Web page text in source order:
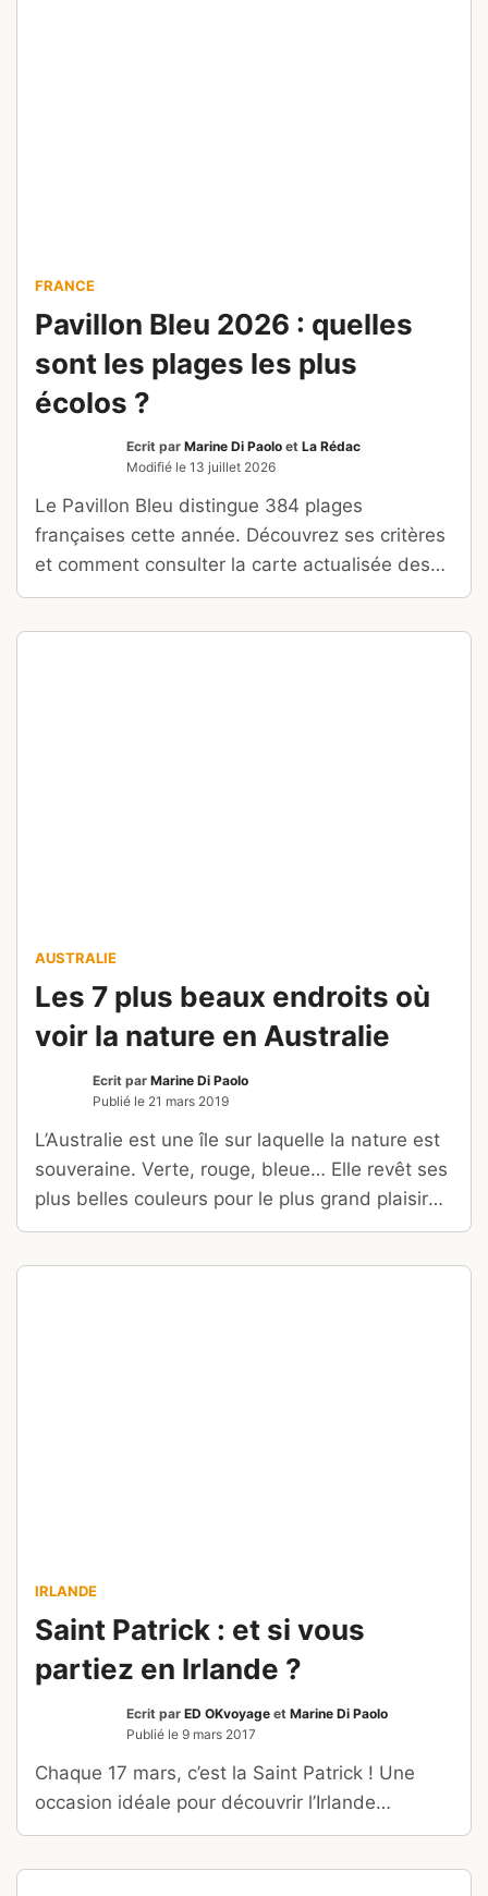
FRANCE
Pavillon Bleu 2026 : quelles
sont les plages les plus
écolos ?
Ecrit par Marine Di Paolo et La Rédac
Modifié le 13 juillet 2026
Le Pavillon Bleu distingue 384 plages
françaises cette année. Découvrez ses critères
et comment consulter la carte actualisée des
sites labellisés.
AUSTRALIE
Les 7 plus beaux endroits où
voir la nature en Australie
Ecrit par Marine Di Paolo
Publié le 21 mars 2019
L’Australie est une île sur laquelle la nature est
souveraine. Verte, rouge, bleue… Elle revêt ses
plus belles couleurs pour le plus grand plaisir
des touristes, nombreux à visiter ses sites
IRLANDE
Saint Patrick : et si vous
partiez en Irlande ?
Ecrit par ED OKvoyage et Marine Di Paolo
Publié le 9 mars 2017
Chaque 17 mars, c’est la Saint Patrick ! Une
occasion idéale pour découvrir l’Irlande…